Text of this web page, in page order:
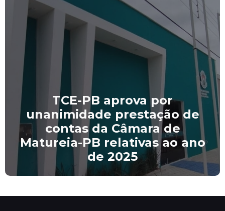
TCE-PB aprova por
unanimidade prestação de
contas da Câmara de
Matureia-PB relativas ao ano
de 2025